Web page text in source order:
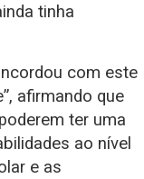
tinha
com este
afirmando que
ter uma
ao nível
e as